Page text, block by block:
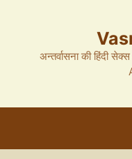
अन्तर्वासना की हिंदी